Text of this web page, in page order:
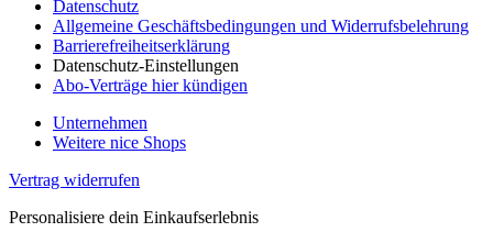
Datenschutz
Allgemeine Geschäftsbedingungen und Widerrufsbelehrung
Barrierefreiheitserklärung
Datenschutz-Einstellungen
Abo-Verträge hier kündigen
Unternehmen
Weitere nice Shops
Vertrag widerrufen
Personalisiere dein Einkaufserlebnis